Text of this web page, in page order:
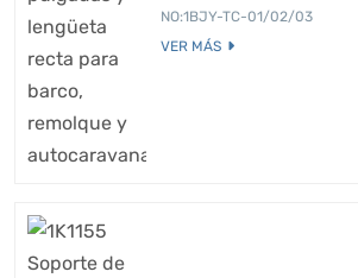
NO:1BJY-TC-01/02/03
VER MÁS